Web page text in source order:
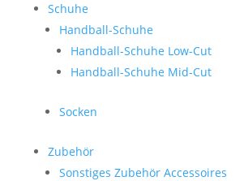
Schuhe
Handball-Schuhe
Handball-Schuhe Low-Cut
Handball-Schuhe Mid-Cut
Socken
Zubehör
Sonstiges Zubehör Accessoires